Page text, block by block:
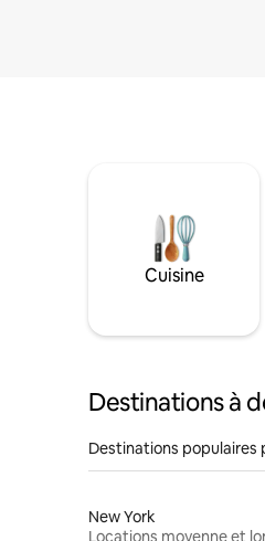
Cuisine
Destinations à
Destinations populaires
New York